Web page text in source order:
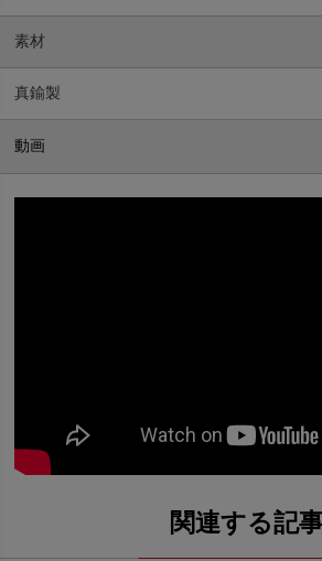
素材
真鍮製